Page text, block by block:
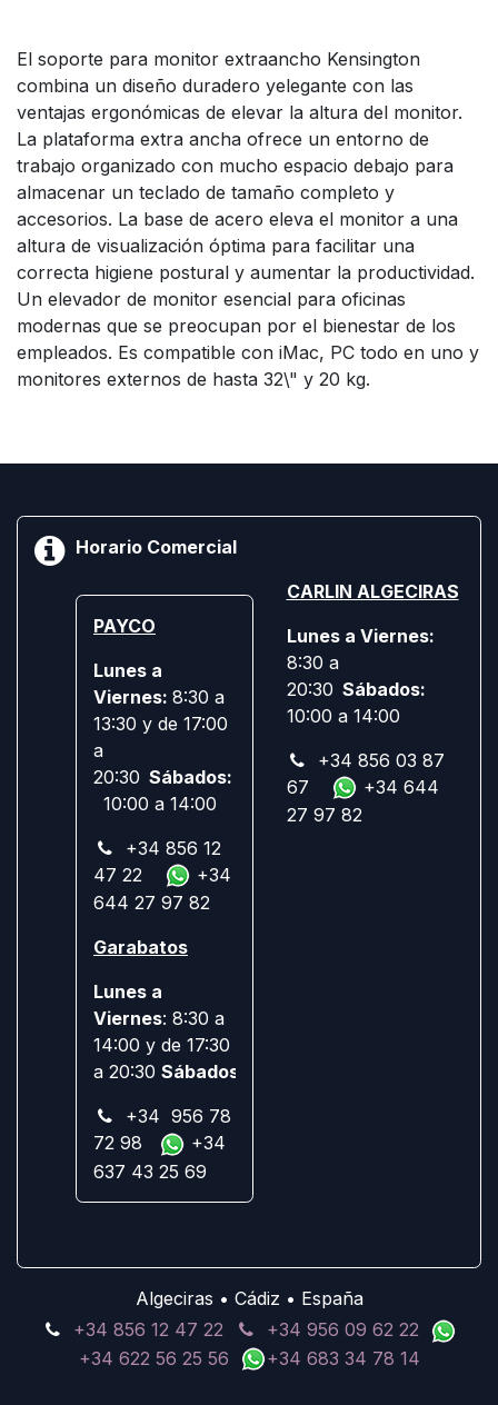
El soporte para monitor extraancho Kensington
combina un diseño duradero yelegante con las
ventajas ergonómicas de elevar la altura del monitor.
La plataforma extra ancha ofrece un entorno de
trabajo organizado con mucho espacio debajo para
almacenar un teclado de tamaño completo y
accesorios. La base de acero eleva el monitor a una
altura de visualización óptima para facilitar una
correcta higiene postural y aumentar la productividad.
Un elevador de monitor esencial para oficinas
modernas que se preocupan por el bienestar de los
empleados. Es compatible con iMac, PC todo en uno y
monitores externos de hasta 32\" y 20 kg.
Horario Comercial
PAYCO
Lunes a
Viernes: 8:30 a
13:30 y de 17:00
a
20:30 Sábados:
10:00 a 14:00
+34 856 12
47 22
+34
644 27 97 82
Garabatos
Lunes a
Viernes: 8:30 a
14:00 y de 17:30
a 20:30 Sábados:
+34 956 78
72 98
+34
637 43 25 69
CARLIN ALGECIRAS
Lunes a Viernes:
8:30 a
20:30 Sábados:
10:00 a 14:00
+34 856 03 87
67
+34 644
27 97 82
Algeciras • Cádiz • España
+34 856 12 47 22
+34 956 09 62 22
+34 622 56 25 56
+34 683 34 78 14